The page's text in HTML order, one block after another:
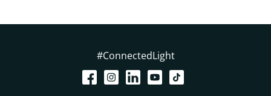
#ConnectedLight